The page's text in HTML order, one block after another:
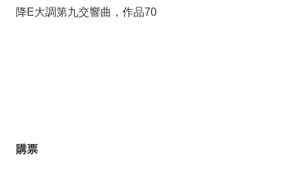
降E大調第九交響曲，作品70
購票